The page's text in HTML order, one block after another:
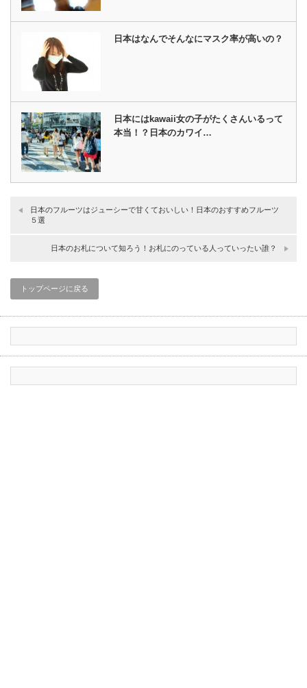
日本はなんでそんなにマスク率が高いの？
日本にはkawaii女の子がたくさんいるって
本当！？日本のカワイ…
日本のフルーツはジューシーで甘くておいしい！日本のおすすめフルーツ
５選
日本のお札について知ろう！お札にのっている人っていったい誰？
トップページに戻る